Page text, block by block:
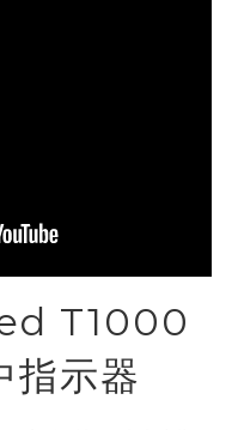
T1000
指示器